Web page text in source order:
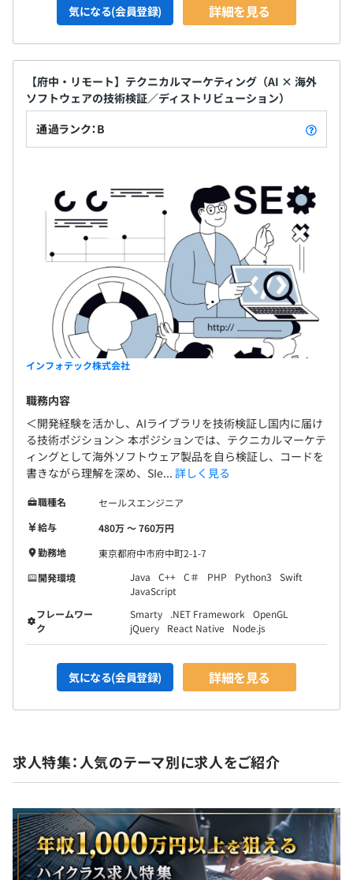
気になる(会員登録) 詳細を見る
【府中・リモート】テクニカルマーケティング（AI × 海外
ソフトウェアの技術検証／ディストリビューション）
通過ランク：B
インフォテック株式会社
職務内容
＜開発経験を活かし、AIライブラリを技術検証し国内に届け
る技術ポジション＞ 本ポジションでは、テクニカルマーケテ
ィングとして海外ソフトウェア製品を自ら検証し、コードを
書きながら理解を深め、SIe... 詳しく見る
職種名
セールスエンジニア
給与
480万 〜 760万円
勤務地
東京都府中市府中町2-1-7
開発環境
Java C++ C＃ PHP Python3
Swift
JavaScript
フレームワー
ク
Smarty .NET Framework
OpenGL
jQuery
React Native Node.js
気になる(会員登録) 詳細を見る
求人特集：人気のテーマ別に求人をご紹介